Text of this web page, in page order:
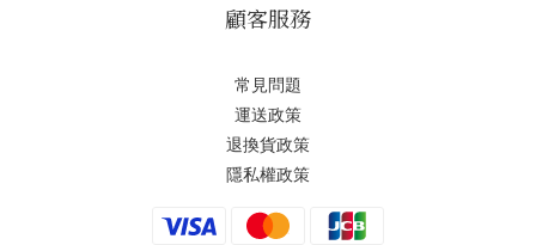
顧客服務
常見問題
運送政策
退換貨政策
隱私權政策